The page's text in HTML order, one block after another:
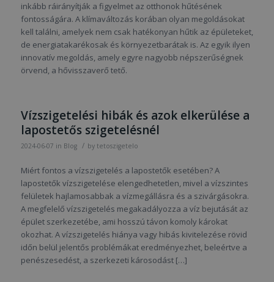
inkább ráirányítják a figyelmet az otthonok hűtésének
fontosságára. A klímaváltozás korában olyan megoldásokat
kell találni, amelyek nem csak hatékonyan hűtik az épületeket,
de energiatakarékosak és környezetbarátak is. Az egyik ilyen
innovatív megoldás, amely egyre nagyobb népszerűségnek
örvend, a hővisszaverő tető.
Vízszigetelési hibák és azok elkerülése a
lapostetős szigetelésnél
2024-06-07 in Blog / by tetoszigetelo
Miért fontos a vízszigetelés a lapostetők esetében? A
lapostetők vízszigetelése elengedhetetlen, mivel a vízszintes
felületek hajlamosabbak a vízmegállásra és a szivárgásokra.
A megfelelő vízszigetelés megakadályozza a víz bejutását az
épület szerkezetébe, ami hosszú távon komoly károkat
okozhat. A vízszigetelés hiánya vagy hibás kivitelezése rövid
időn belül jelentős problémákat eredményezhet, beleértve a
penészesedést, a szerkezeti károsodást […]